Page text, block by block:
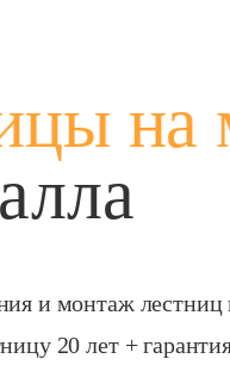
на
и монтаж лестниц
20 лет +